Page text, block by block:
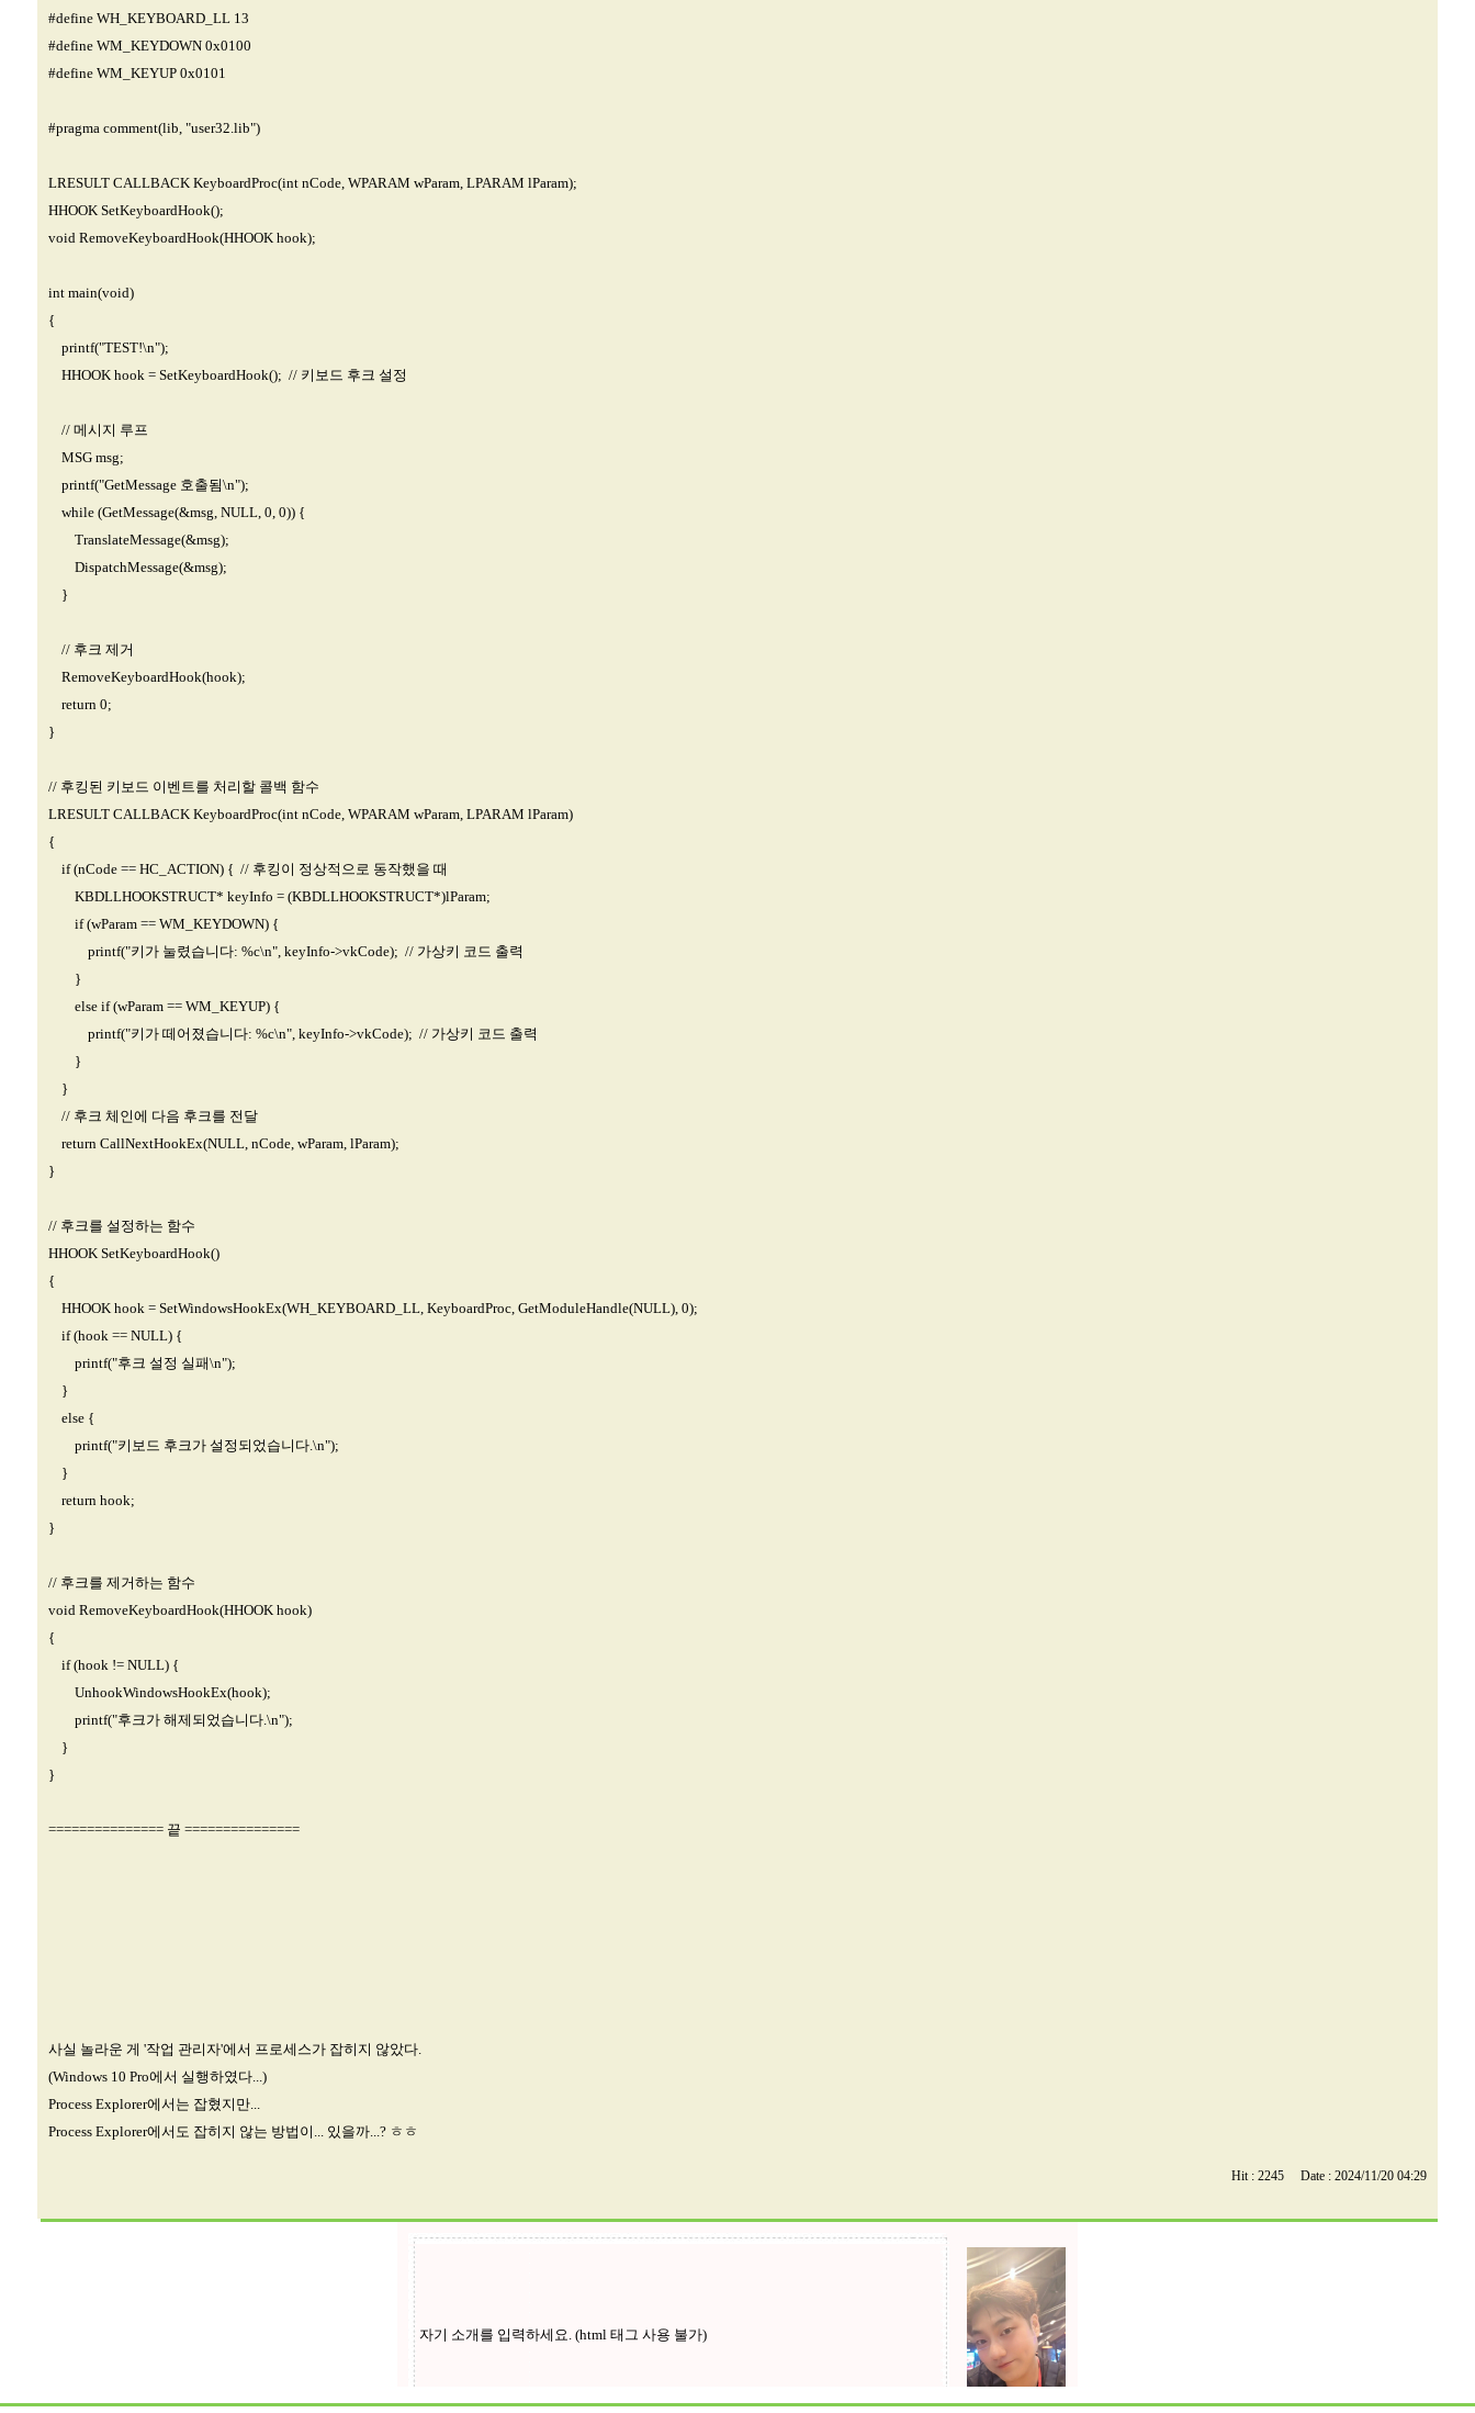
#define WH_KEYBOARD_LL 13
#define WM_KEYDOWN 0x0100
#define WM_KEYUP 0x0101
#pragma comment(lib, "user32.lib")
LRESULT CALLBACK KeyboardProc(int nCode, WPARAM wParam, LPARAM lParam);
HHOOK SetKeyboardHook();
void RemoveKeyboardHook(HHOOK hook);
int main(void)
{
printf("TEST!\n");
HHOOK hook = SetKeyboardHook(); // 키보드 후크 설정
// 메시지 루프
MSG msg;
printf("GetMessage 호출됨\n");
while (GetMessage(&msg, NULL, 0, 0)) {
TranslateMessage(&msg);
DispatchMessage(&msg);
}
// 후크 제거
RemoveKeyboardHook(hook);
return 0;
}
// 후킹된 키보드 이벤트를 처리할 콜백 함수
LRESULT CALLBACK KeyboardProc(int nCode, WPARAM wParam, LPARAM lParam)
{
if (nCode == HC_ACTION) { // 후킹이 정상적으로 동작했을 때
KBDLLHOOKSTRUCT* keyInfo = (KBDLLHOOKSTRUCT*)lParam;
if (wParam == WM_KEYDOWN) {
printf("키가 눌렸습니다: %c\n", keyInfo->vkCode); // 가상키 코드 출력
}
else if (wParam == WM_KEYUP) {
printf("키가 떼어졌습니다: %c\n", keyInfo->vkCode); // 가상키 코드 출력
}
}
// 후크 체인에 다음 후크를 전달
return CallNextHookEx(NULL, nCode, wParam, lParam);
}
// 후크를 설정하는 함수
HHOOK SetKeyboardHook()
{
HHOOK hook = SetWindowsHookEx(WH_KEYBOARD_LL, KeyboardProc, GetModuleHandle(NULL), 0);
if (hook == NULL) {
printf("후크 설정 실패\n");
}
else {
printf("키보드 후크가 설정되었습니다.\n");
}
return hook;
}
// 후크를 제거하는 함수
void RemoveKeyboardHook(HHOOK hook)
{
if (hook != NULL) {
UnhookWindowsHookEx(hook);
printf("후크가 해제되었습니다.\n");
}
}
=============== 끝 ===============
사실 놀라운 게 '작업 관리자'에서 프로세스가 잡히지 않았다.
(Windows 10 Pro에서 실행하였다...)
Process Explorer에서는 잡혔지만...
Process Explorer에서도 잡히지 않는 방법이... 있을까...? ㅎㅎ
Hit : 2245 Date : 2024/11/20 04:29